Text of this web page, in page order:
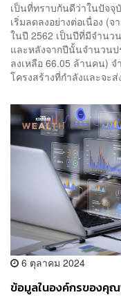
เป็นที่ทราบกันดีว่าในปัจจุ
เริ่มลดลงอย่างต่อเนื่อง (
ในปี 2562 เป็นปีที่มีจำนว
และหลังจากปีนั้นจำนวนป
ลงเหลือ 66.05 ล้านคน)
โครงสร้างที่กำลังและจะ
6 ตุลาคม 2024
ข้อมูลในองค์กรของคุ